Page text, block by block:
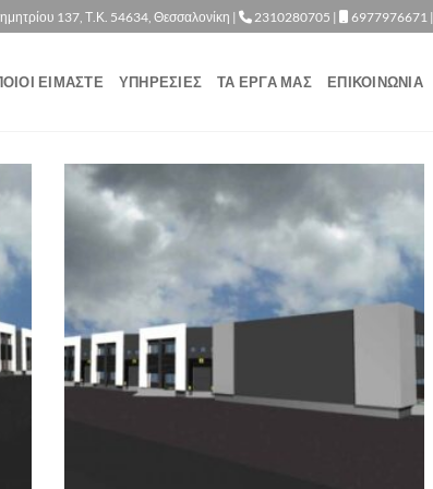
137, Τ.Κ. 54634, Θεσσαλονίκη | 2310280705 | 6977976671 |
ΕΙΜΑΣΤΕ ΥΠΗΡΕΣΙΕΣ ΤΑ ΕΡΓΑ ΜΑΣ ΕΠΙΚΟΙΝΩΝΙΑ